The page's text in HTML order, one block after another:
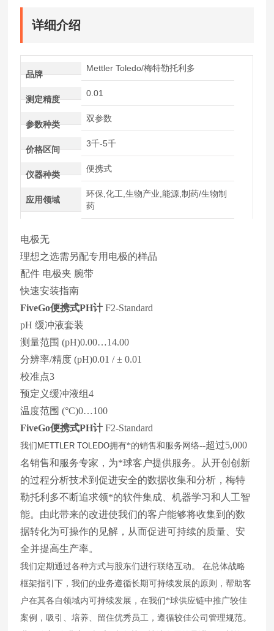
详细介绍
品牌
Mettler Toledo/梅特勒托利多
测定精度
0.01
参数种类
双参数
价格区间
3千-5千
仪器种类
便携式
应用领域
环保,化工,生物产业,能源,制药/生物制
药
电极无
理想之选需另配专用电极的样品
配件 电极夹 腕带
快速安装指南
FiveGo便携式PH计 F2-Standard
pH 缓冲液套装
测量范围 (pH)0.00…14.00
分辨率/精度 (pH)0.01 / ± 0.01
校准点3
预定义缓冲液组4
温度范围 (°C)0…100
FiveGo便携式PH计 F2-Standard
我们METTLER TOLEDO拥有*的销售和服务网络--超过5,000
名销售和服务专家，为*球客户提供服务。 从开创创新
的过程分析技术到促进安全的数据收集和分析，梅特
勒托利多不断追求领*的软件集成、机器学习和人工智
能。 由此带来的改进使我们的客户能够将收集到的数
据转化为可操作的见解，从而促进可持续的质量、安
全并提高生产率。
我们定期通过各种方式与股东们进行联络互动。
在总体战略
框架指引下，我们的业务遵循长期可持续发展的原则，帮助客
户在其各自领域内可持续发展，在我们*球供应链中推广较佳
案例，吸引、培养、留住优秀员工，遵循较佳公司管理规范。